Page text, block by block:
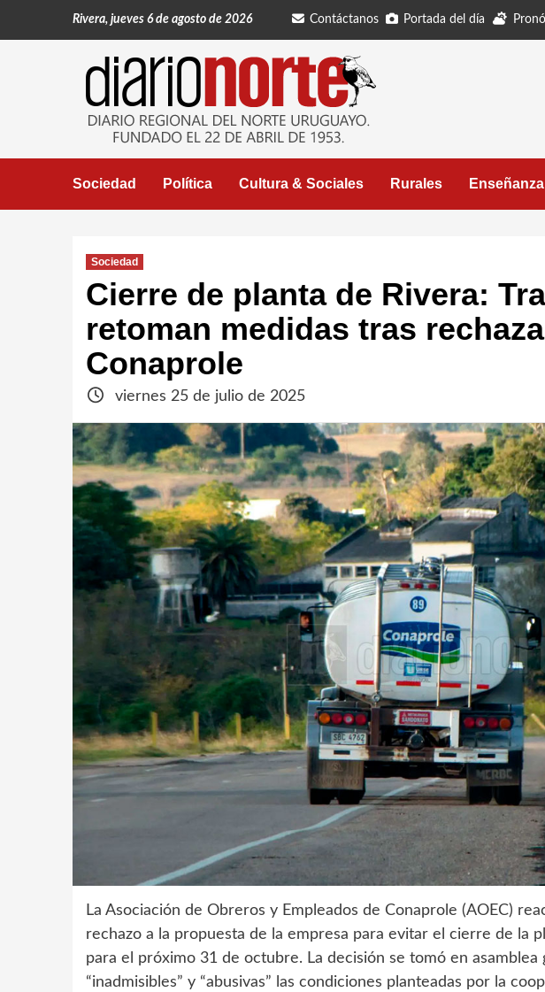
Rivera, jueves 6 de agosto de 2026 Contáctanos Portada del día
Sociedad Política Cultura & Sociales Rurales Enseñanza
Sociedad
Cierre de planta de Rivera:
retoman medidas tras
Conaprole
viernes 25 de julio de 2025
La Asociación de Obreros y Empleados de Conaprole (AOEC)
rechazo a la propuesta de la empresa para evitar el cierre de la
para el próximo 31 de octubre. La decisión se tomó en asamblea
“inadmisibles” y “abusivas” las condiciones planteadas por la